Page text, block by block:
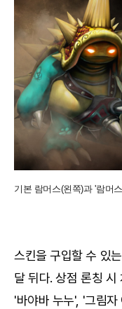
기본 람머스(왼쪽)과 '람머
스킨을 구입할 수 있
달 뒤다. 상점 론칭 시
'바야바 누누', '그림자